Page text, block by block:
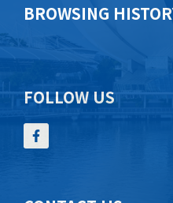
BROWSING
FOLLOW US